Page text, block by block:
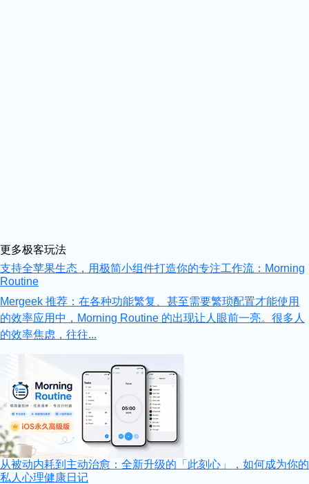
更多极客玩法
支持全苹果生态，用极简小组件打造你的专注工作流：Morning
Routine
Mergeek 推荐：在各种功能繁复、甚至需要繁琐配置才能使用
的效率应用中，Morning Routine 的出现让人眼前一亮。很多人
的效率焦虑，往往...
从被动内耗到主动治愈：全新升级的「此刻心」，如何成为你的
私人心理健康日记